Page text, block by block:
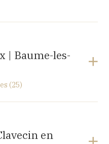
| Baume-les-
(25)
Croix,
25110 BAUME-LES-
en